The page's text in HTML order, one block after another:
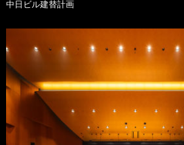
中日ビル建替計画